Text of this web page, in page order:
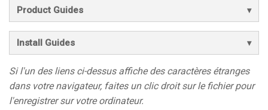
Product Guides
Install Guides
Si l'un des liens ci-dessus affiche des caractères étranges
dans votre navigateur, faites un clic droit sur le fichier pour
l'enregistrer sur votre ordinateur.